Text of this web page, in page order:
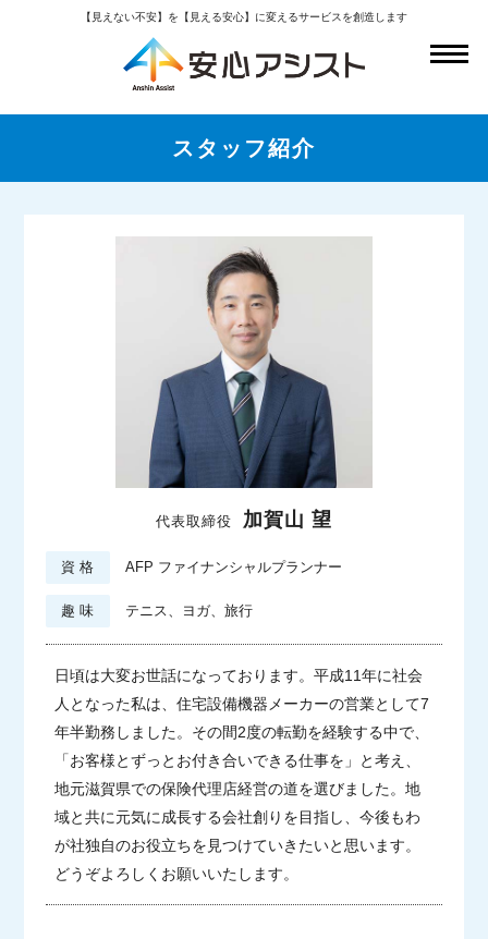
【見えない不安】を【見える安心】に変えるサービスを創造します
スタッフ紹介
代表取締役 加賀山 望
資 格 AFP ファイナンシャルプランナー
趣 味 テニス、ヨガ、旅行
日頃は大変お世話になっております。平成11年に社会
人となった私は、住宅設備機器メーカーの営業として7
年半勤務しました。その間2度の転勤を経験する中で、
「お客様とずっとお付き合いできる仕事を」と考え、
地元滋賀県での保険代理店経営の道を選びました。地
域と共に元気に成長する会社創りを目指し、今後もわ
が社独自のお役立ちを見つけていきたいと思います。
どうぞよろしくお願いいたします。